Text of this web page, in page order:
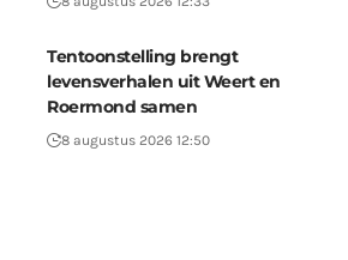
Tentoonstelling brengt
levensverhalen uit Weert en
Roermond samen
8 augustus 2026 12:50